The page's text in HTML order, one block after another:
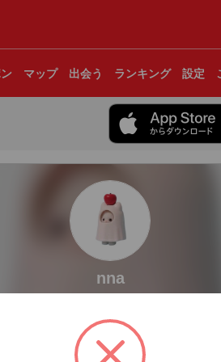
マップ 出会う ランキング 設定
nna